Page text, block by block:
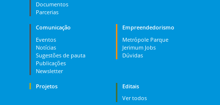
Documentos
Parcerias
Comunicação
Eventos
Notícias
Sugestões de pauta
Publicações
Newsletter
Empreendedorismo
Metrópole Parque
Jerimum Jobs
Dúvidas
Projetos
Editais
Ver todos